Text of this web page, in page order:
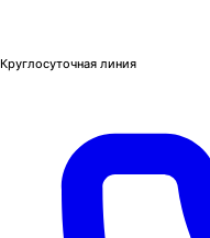
Круглосуточная линия